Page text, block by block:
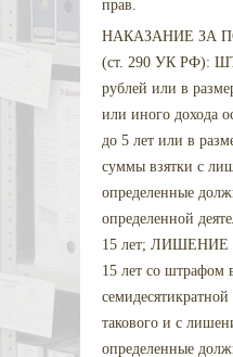
прав.
НАКАЗАНИЕ ЗА
(ст. 290 УК РФ):
рублей или в
или иного дохода
до 5 лет или в
суммы взятки с
определенные
определенной
15 лет; ЛИШЕНИЕ
15 лет со штрафом
такового и с
определенные